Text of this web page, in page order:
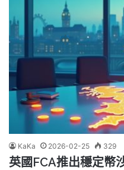
KaKa 2026-02-25 329
英國FCA推出穩定幣